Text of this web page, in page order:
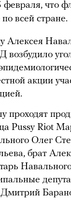
февраля, что
всей стране.
Алексея
акции
проходят
Pussy Riot
Олег
брат